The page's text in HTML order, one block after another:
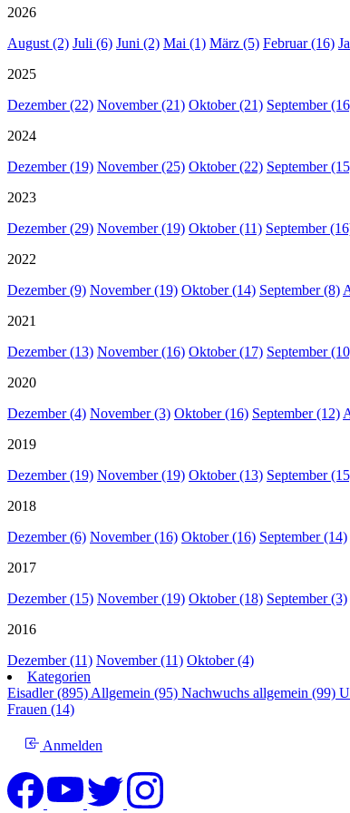
2026
August (2) Juli (6) Juni (2) Mai (1) März (5) Februar (16)
2025
Dezember (22) November (21) Oktober (21) September
2024
Dezember (19) November (25) Oktober (22) September
2023
Dezember (29) November (19) Oktober (11) September
2022
Dezember (9) November (19) Oktober (14) September (8)
2021
Dezember (13) November (16) Oktober (17) September
2020
Dezember (4) November (3) Oktober (16) September (12)
2019
Dezember (19) November (19) Oktober (13) September
2018
Dezember (6) November (16) Oktober (16) September (14)
2017
Dezember (15) November (19) Oktober (18) September (3)
2016
Dezember (11) November (11) Oktober (4)
Kategorien
Eisadler (895) Allgemein (95) Nachwuchs allgemein (99)
Frauen (14)
Anmelden